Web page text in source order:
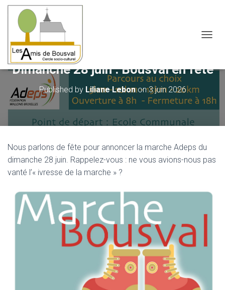
Dimanche 28 juin : Bousval en fête
Published by Liliane Lebonon3 juin 2026
Nous parlons de fête pour annoncer la marche Adeps du
dimanche 28 juin. Rappelez-vous : ne vous avions-nous pas
vanté l’« ivresse de la marche » ?